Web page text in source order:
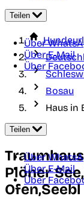
Teilen
Über
Über E-Mail
Über
Bosau
Haus in
Teilen
Über
Über E-Mail
Über
Plöner
Ofen,Seebl